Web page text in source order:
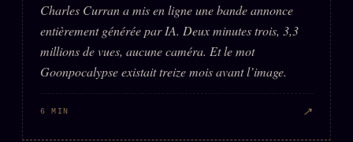
Charles Curran a mis en ligne une bande annonce
entièrement générée par IA. Deux minutes trois, 3,3
millions de vues, aucune caméra. Et le mot
Goonpocalypse existait treize mois avant l’image.
6 MIN ↗